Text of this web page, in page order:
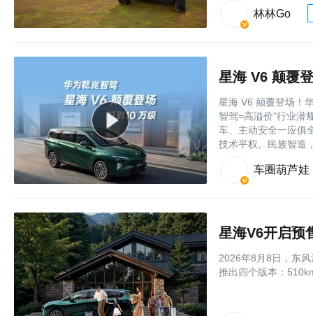
林林Go
星海 V6 颠覆
星海 V6 颠覆登场！
智驾=高溢价”行业潜
车、主动安全一应俱
技术平权。民族智造
车圈葫芦娃
2026年8月8日，东
推出四个版本：